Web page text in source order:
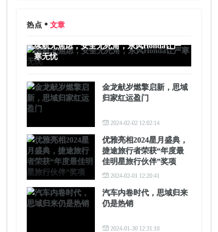
热点 文章
续航无焦虑，安全无死角，东风Honda让严
寒无忧
金龙献岁燃擎启新，思域
归家红运盈门
2024-02-02 12:02:14
优雅亮相2024星月盛典，
捷途旅行者荣获“年度最
佳明星旅行伙伴”奖项
2024-02-01 12:20:41
汽车内卷时代，思域归来
仍是热销
2024-01-30 12:31:10